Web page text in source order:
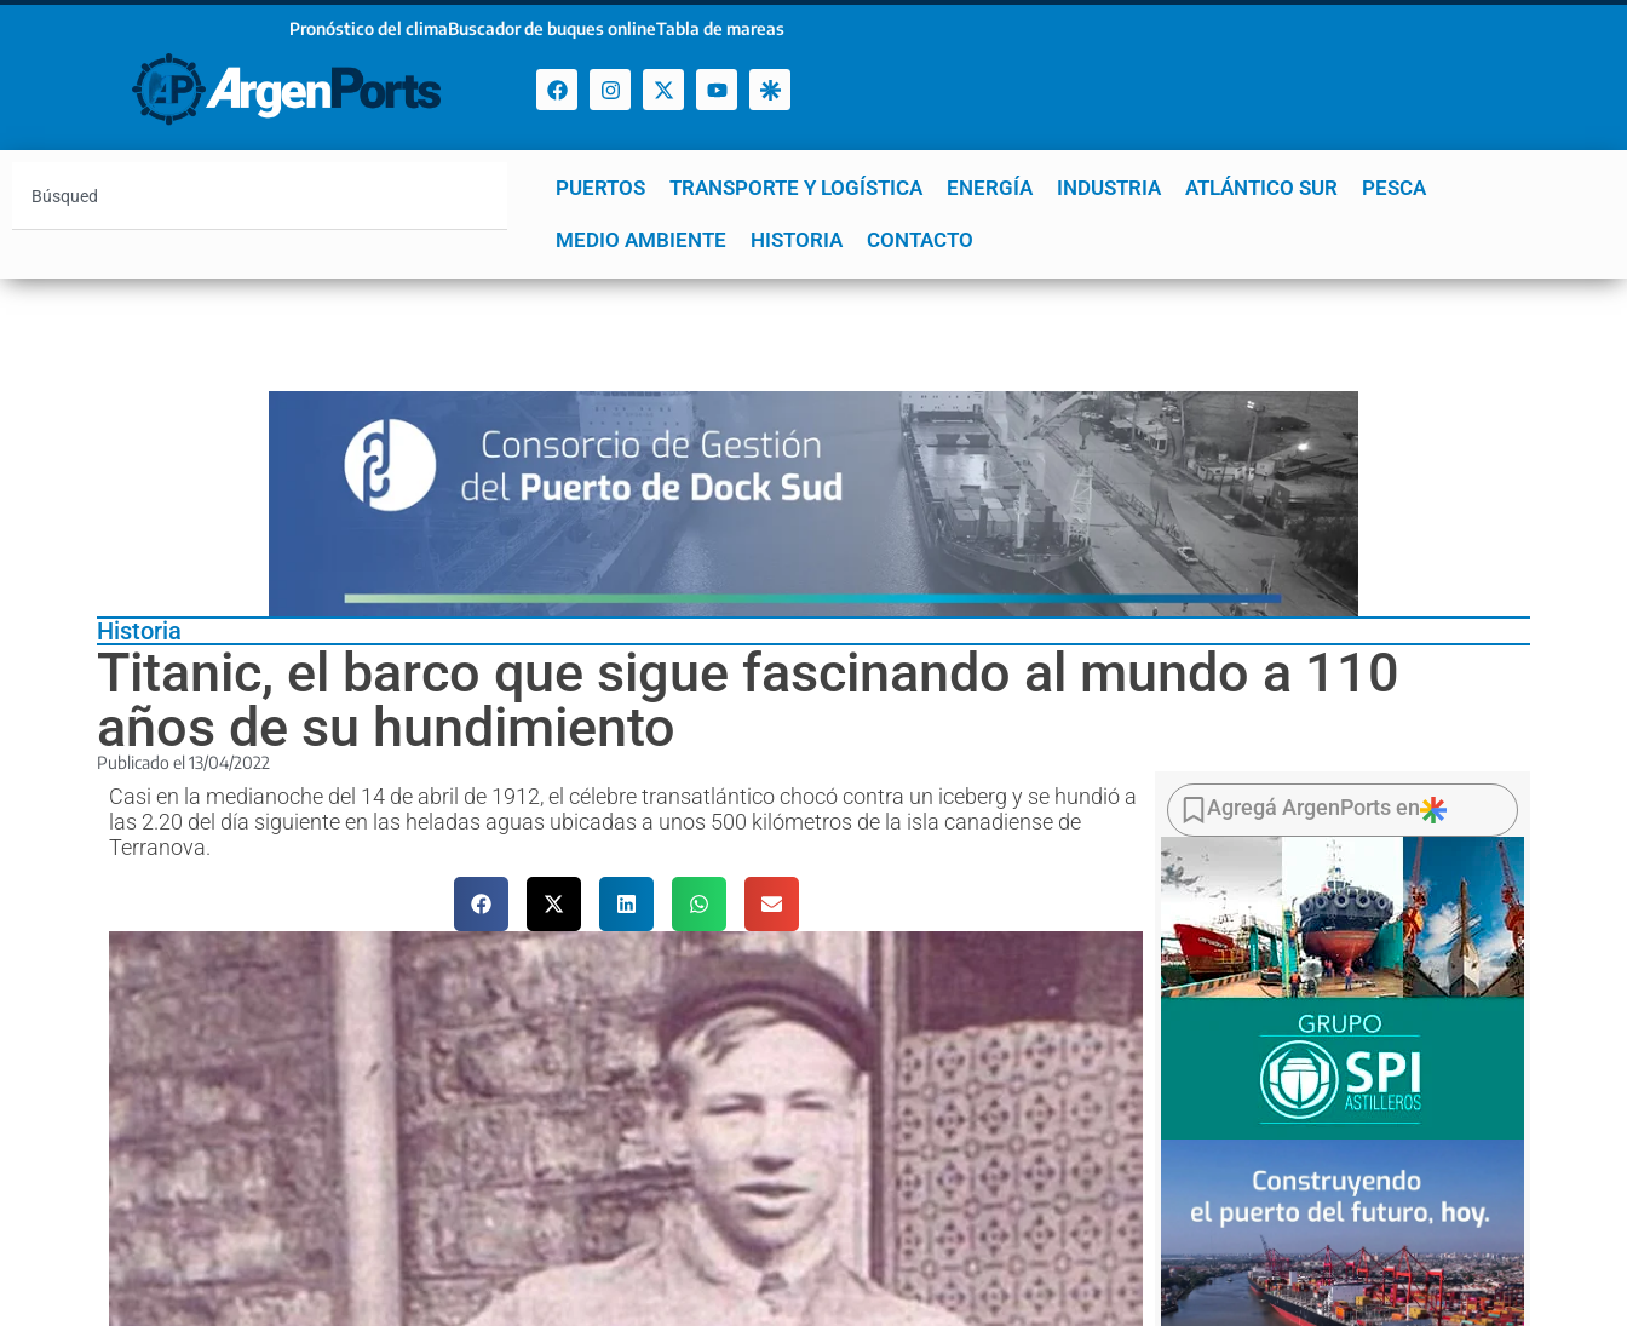
Pronóstico del climaBuscador de buques onlineTabla de mareas
PUERTOS TRANSPORTE Y LOGÍSTICA ENERGÍA INDUSTRIA ATLÁNTICO SUR PESCA
MEDIO AMBIENTE HISTORIA CONTACTO
YPF GNL Mar del Plata Patagonia Quequén
Historia
Titanic, el barco que sigue fascinando al mundo a 110
años de su hundimiento
Publicado el 13/04/2022
Casi en la medianoche del 14 de abril de 1912, el célebre transatlántico chocó contra un iceberg y se hundió a
las 2.20 del día siguiente en las heladas aguas ubicadas a unos 500 kilómetros de la isla canadiense de
Terranova.
Agregá ArgenPorts en
¡Sumate a nuestro Newsletter!
Email
Estoy de acuerdo con las condiciones y políticas de